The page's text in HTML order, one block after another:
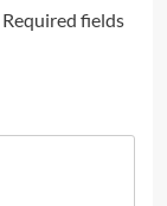
Required fields